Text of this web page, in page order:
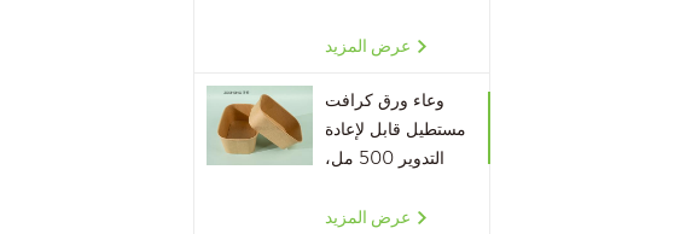
عرض المزيد
وعاء ورق كرافت
مستطيل قابل لإعادة
التدوير 500 مل،
1000 مل
عرض المزيد